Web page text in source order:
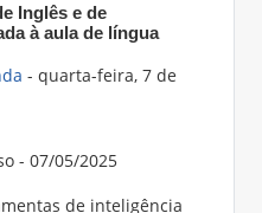
Isabel Alves'
Inglês e de
à aula de língua
-quarta-feira, 7 de
- 07/05/2025
de inteligência